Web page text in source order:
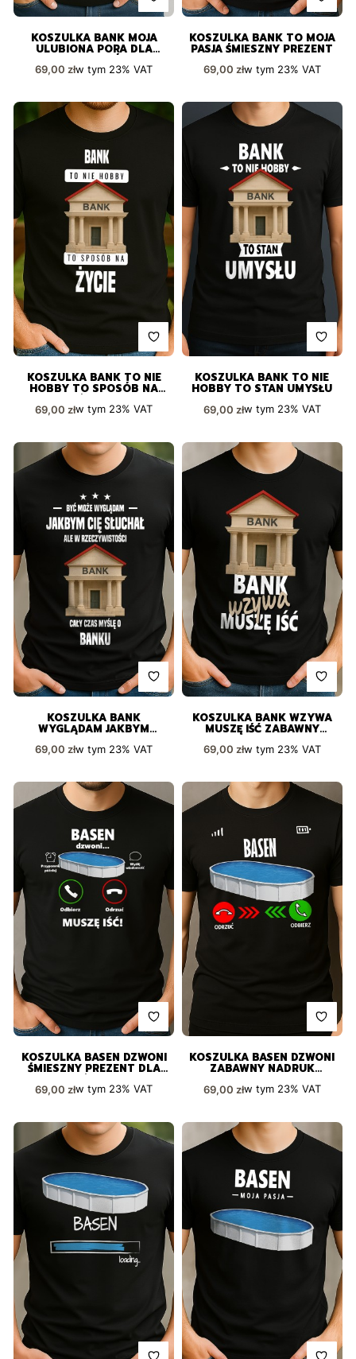
KOSZULKA BANK MOJA
ULUBIONA PORA DLA
PASJONATÓW
Cena brutto
69,00 złw tym 23%VAT
KOSZULKA BANK TO MOJA
PASJA ŚMIESZNY PREZENT
Cena brutto
69,00 złw tym 23% VAT
KOSZULKA BANK TO NIE
HOBBY TO SPOSÓB NA
Cena brutto
69,00 złw tym 23%VAT
KOSZULKA BANK TO NIE
HOBBY TO STAN UMYSŁU
Cena brutto
69,00 złw tym 23% VAT
KOSZULKA BANK
WYGLĄDAM JAKBYM
SŁUCHAŁ
Cena brutto
69,00 złw tym 23%VAT
KOSZULKA BANK WZYWA
MUSZĘ IŚĆ ZABAWNY
PREZENT
Cena brutto
69,00 złw tym 23% VAT
KOSZULKA BASEN DZWONI
ŚMIESZNY PREZENT DLA
Cena brutto
69,00 złw tym 23%VAT
KOSZULKA BASEN DZWONI
ZABAWNY NADRUK
Cena brutto
69,00 złw tym 23% VAT